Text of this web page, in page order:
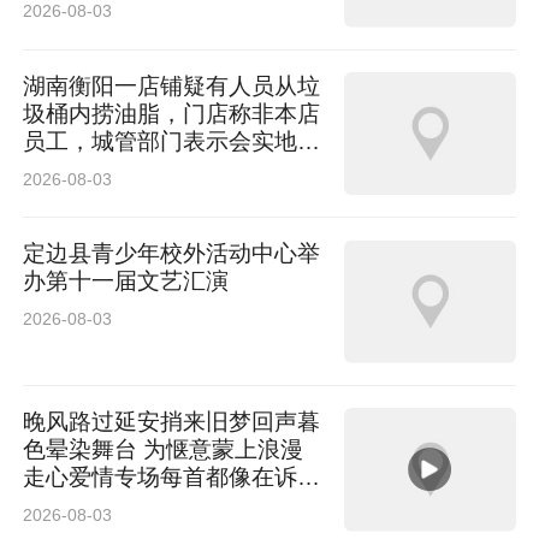
2026-08-03
湖南衡阳一店铺疑有人员从垃
圾桶内捞油脂，门店称非本店
员工，城管部门表示会实地调
查
2026-08-03
定边县青少年校外活动中心举
办第十一届文艺汇演
2026-08-03
晚风路过延安捎来旧梦回声暮
色晕染舞台 为惬意蒙上浪漫
走心爱情专场每首都像在诉说
温柔
2026-08-03